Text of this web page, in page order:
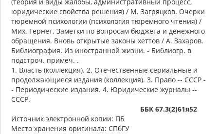
(теория и виды жалобы, административный процесс,
юридические свойства решения) / М. Загряцков. Очерки
тюремной психологии (психология тюремного чтения) /
Мих. Гернет. Заметки по вопросам бюджета и денежного
обращения. Вновь открытые законы хеттов / А. Захаров.
Библиография. Из иностранной жизни. - Библиогр. в
подстроч. примеч. .
1. Власть (коллекция). 2. Отечественные сериальные и
продолжающиеся издания (коллекция). 3. Право -- СССР -
- Периодические издания. 4. Юридические журналы --
СССР.
ББК 67.3(2)61я52
Источник электронной копии: ПБ
Место хранения оригинала: СПбГУ